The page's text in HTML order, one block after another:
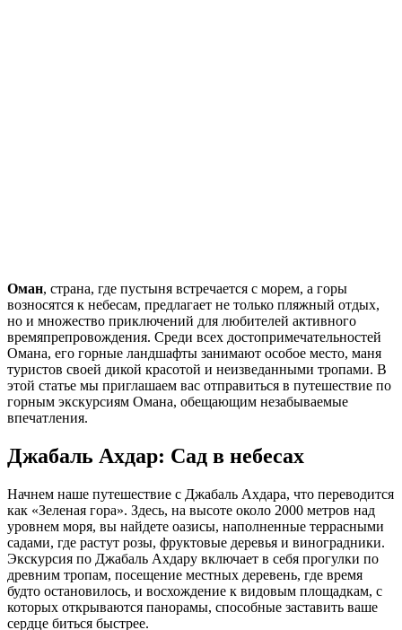
Оман, страна, где пустыня встречается с морем, а горы
возносятся к небесам, предлагает не только пляжный отдых,
но и множество приключений для любителей активного
времяпрепровождения. Среди всех достопримечательностей
Омана, его горные ландшафты занимают особое место, маня
туристов своей дикой красотой и неизведанными тропами. В
этой статье мы приглашаем вас отправиться в путешествие по
горным экскурсиям Омана, обещающим незабываемые
впечатления.
Джабаль Ахдар: Сад в небесах
Начнем наше путешествие с Джабаль Ахдара, что переводится
как «Зеленая гора». Здесь, на высоте около 2000 метров над
уровнем моря, вы найдете оазисы, наполненные террасными
садами, где растут розы, фруктовые деревья и виноградники.
Экскурсия по Джабаль Ахдару включает в себя прогулки по
древним тропам, посещение местных деревень, где время
будто остановилось, и восхождение к видовым площадкам, с
которых открываются панорамы, способные заставить ваше
сердце биться быстрее.